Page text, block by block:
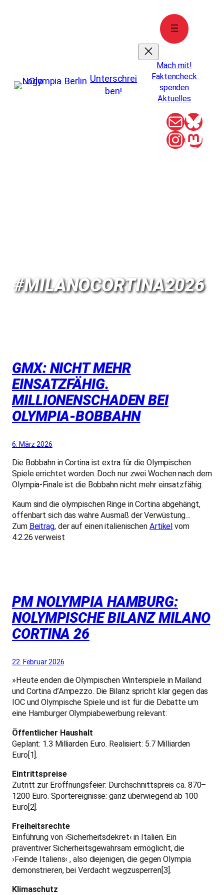
Unterschrei
ben!
Mach mit!
Faktencheck
spenden
Aktuelles
E-Mail
#MILANOCORTINA2026
GMX: NICHT MEHR
EINSATZFÄHIG.
MILLIONENSCHADEN BEI
OLYMPIA-BOBBAHN
6. März 2026
Die Bobbahn in Cortina ist extra für die Olympischen
Spiele errichtet worden. Doch nur zwei Wochen nach dem
Olympia-Finale ist die Bobbahn nicht mehr einsatzfähig.
Kaum sind die olympischen Ringe in Cortina abgehängt,
offenbart sich das wahre Ausmaß der Verwüstung…
Zum Beitrag, der auf einen italienischen Artikel vom
4.2.26 verweist
PM NOLYMPIA HAMBURG:
NOLYMPISCHE BILANZ MILANO
CORTINA 26
22. Februar 2026
»Heute enden die Olympischen Winterspiele in Mailand
und Cortina d’Ampezzo. Die Bilanz spricht klar gegen das
IOC und Olympische Spiele und ist für die Debatte um
eine Hamburger Olympiabewerbung relevant:
Öffentlicher Haushalt
Geplant: 1.3 Milliarden Euro. Realisiert: 5.7 Milliarden
Euro[1].
Eintrittspreise
Zutritt zur Eröffnungsfeier: Durchschnittspreis ca. 870–
1200 Euro. Sportereignisse: ganz überwiegend ab 100
Euro[2].
Freiheitsrechte
Einführung von ›Sicherheitsdekret‹ in Italien. Ein
präventiver Sicherheitsgewahrsam ermöglicht, die
›Feinde Italiens‹ , also diejenigen, die gegen Olympia
demonstrieren, bei Verdacht wegzusperren[3].
Klimaschutz